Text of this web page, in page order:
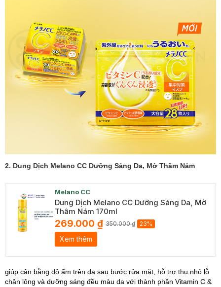
2. Dung Dịch Melano CC Dưỡng Sáng Da, Mờ Thâm Nám
Melano CC
Dung Dịch Melano CC Dưỡng Sáng Da, Mờ
Thâm Nám 170ml
269.000 ₫ 350.000 ₫ 23%
Xem thêm
giúp cân bằng độ ẩm trên da sau bước rửa mặt, hỗ trợ thu nhỏ lỗ
chân lông và dưỡng sáng đều màu da với thành phần Vitamin C &